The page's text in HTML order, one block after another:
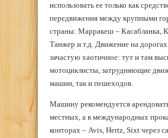
использовать ее только как
передвижения между крупными
страны: Марракеш – Касабланка,
Танжер и т.д. Движение на
зачастую хаотичное: тут и там
мотоциклисты, затрудняющие
машин, так и пешеходов.
Машину рекомендуется
местных, а в международных
конторах – Avis, Hertz, Sixt через